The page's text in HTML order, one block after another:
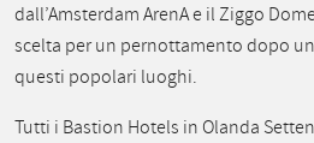
dall’Amsterdam ArenA e il Ziggo
scelta per un pernottamento dopo
questi popolari luoghi.
Tutti i Bastion Hotels in Olanda